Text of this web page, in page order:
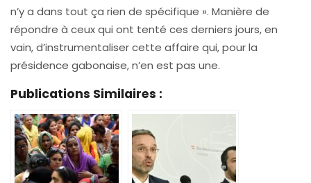
n’y a dans tout ça rien de spécifique ». Manière de
répondre à ceux qui ont tenté ces derniers jours, en
vain, d’instrumentaliser cette affaire qui, pour la
présidence gabonaise, n’en est pas une.
Publications Similaires :